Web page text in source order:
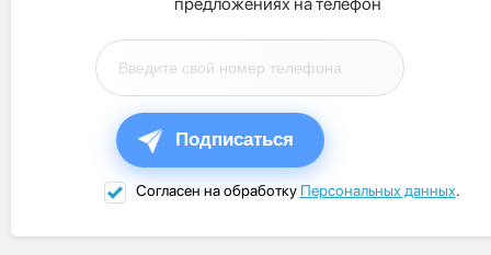
Подписаться
Согласен на обработку Персональных данных.